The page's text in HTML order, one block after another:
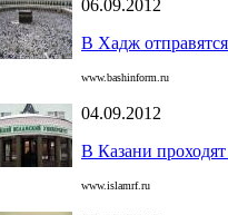
06.09.2012
В Хадж
www.bashinform.ru
04.09.2012
В Казани
www.islamrf.ru